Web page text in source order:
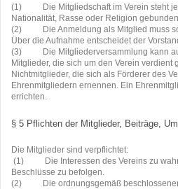
(1)
Die Mitgliedschaft im Verein steht
Nationalität, Rasse oder Religion gebunden.
(2)
Die Anmeldung als Mitglied muss
Über die Aufnahme entscheidet der
(3)
Die Mitgliederversammlung kann
Mitglieder, die sich um den Verein verdient
Nichtmitglieder, die sich als Förderer des
Ehrenmitgliedern ernennen. Ein
errichten.
§ 5 Pflichten der Mitglieder, Beiträge,
Die Mitglieder sind verpflichtet:
(1)
Die Interessen des Vereins zu
Beschlüsse zu befolgen.
(2)
Die ordnungsgemäß